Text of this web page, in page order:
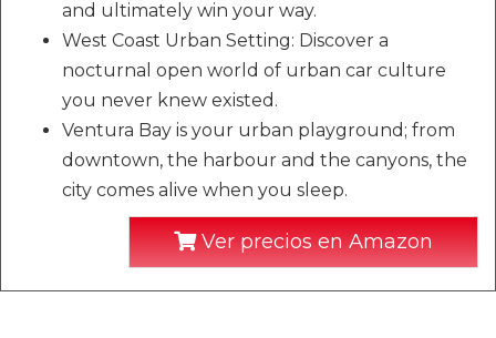
and ultimately win your way.
West Coast Urban Setting: Discover a
nocturnal open world of urban car culture
you never knew existed.
Ventura Bay is your urban playground; from
downtown, the harbour and the canyons, the
city comes alive when you sleep.
Ver precios en Amazon